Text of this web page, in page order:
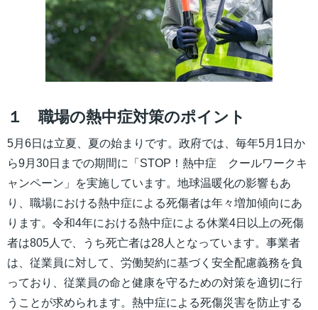
１ 職場の熱中症対策のポイント
5月6日は立夏、夏の始まりです。政府では、毎年5月1日か
ら9月30日までの期間に「STOP！熱中症 クールワークキ
ャンペーン」を実施しています。地球温暖化の影響もあ
り、職場における熱中症による死傷者は年々増加傾向にあ
ります。令和4年における熱中症による休業4日以上の死傷
者は805人で、うち死亡者は28人となっています。事業者
は、従業員に対して、労働契約に基づく安全配慮義務を負
っており、従業員の命と健康を守るための対策を適切に行
うことが求められます。熱中症による死傷災害を防止する